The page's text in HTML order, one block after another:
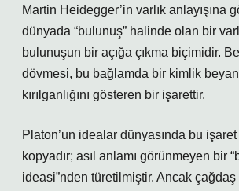
Martin Heidegger’in varlık anlayışına
dünyada “bulunuş” halinde olan bir
bulunuşun bir açığa çıkma biçimidir.
dövmesi, bu bağlamda bir kimlik
kırılganlığını gösteren bir işarettir.
Platon’un idealar dünyasında bu
kopyadır; asıl anlamı görünmeyen bir
ideasi”nden türetilmiştir. Ancak